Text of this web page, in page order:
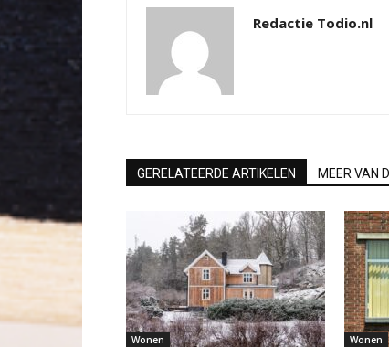
Redactie Todio.nl
GERELATEERDE ARTIKELEN MEER VAN
Wonen Wonen